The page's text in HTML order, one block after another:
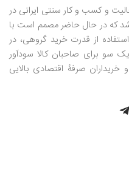
و کسب و کار سنتی ایرانی در
وروسری از سال 1385 میباشد که در حال حاضر مصمم است با
از قدرت خرید گروهی، در
سو برای صاحبان کالا سودآور
صرفۀ اقتصادی بالایی